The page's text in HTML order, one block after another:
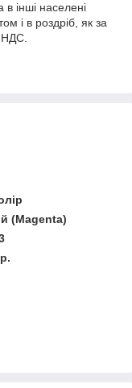
інші населені
і в роздріб, як за
НДС.
(Magenta)